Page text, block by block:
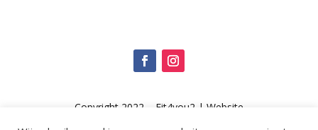
Copyright 2022 – Fit4you2 | Website